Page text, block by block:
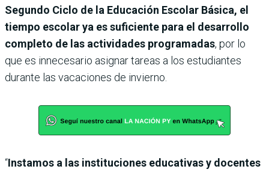
Segundo Ciclo de la Educación Escolar Básica, el
tiempo escolar ya es suficiente para el desarrollo
completo de las actividades programadas, por lo
que es innecesario asignar tareas a los estudiantes
durante las vacaciones de invierno.
“Instamos a las instituciones educativas y docentes